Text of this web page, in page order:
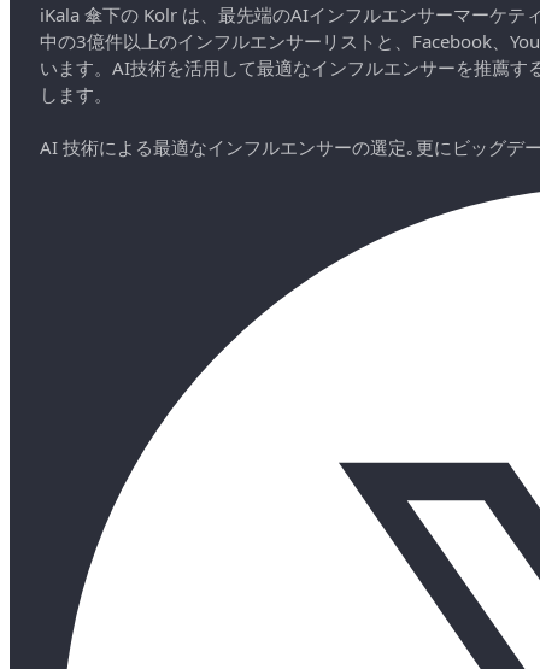
iKala 傘下の Kolr は、最先端のAIインフルエンサーマーケ
中の3億件以上のインフルエンサーリストと、Facebook、
います。AI技術を活用して最適なインフルエンサーを推薦
します。
AI 技術による最適なインフルエンサーの選定｡更にビッグデ